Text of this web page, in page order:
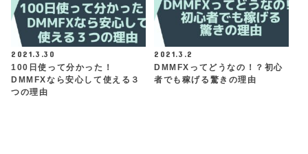
2021.3.30
100日使って分かった！
DMMFXなら安心して使える３
つの理由
2021.3.2
DMMFXってどうなの！？初心
者でも稼げる驚きの理由